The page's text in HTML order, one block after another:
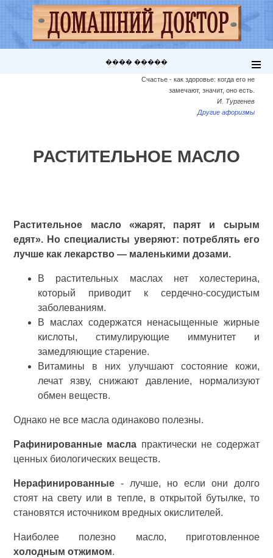
���� �����
Счастье - как здоровье: когда его не
замечают, значит, оно есть.
И. Тургенев
Другие афоризмы
РАСТИТЕЛЬНОЕ МАСЛО
Растительное масло «жарят, парят и сырым
едят». Но специалисты уверяют: потреблять его
лучше как лекарство — маленькими дозами.
В растительных маслах нет холестерина,
который приводит к сердечно-сосудистым
заболеваниям.
В маслах содержатся ненасыщенные жирные
кислоты, стимулирующие иммунитет и
замедляющие старение.
Витамины в них улучшают состояние кожи,
лечат язву, снижают давление, нормализуют
обмен веществ.
Однако не все масла одинаково полезны.
Рафинированные масла практически не содержат
ценных биологических веществ.
Нерафинированные - лучше, но если они долго
стоят на свету или в тепле, в открытой бутылке, то
становятся источником вредных окислителей.
Наиболее полезно масло, приготовленное
холодным отжимом.